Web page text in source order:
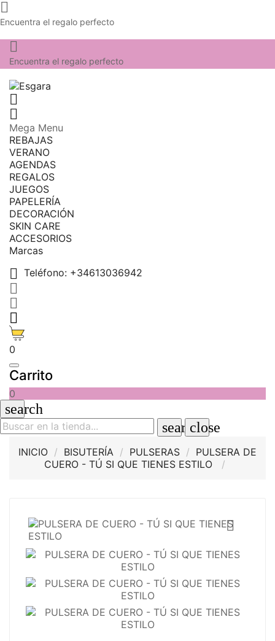

Encuentra el regalo perfecto

Encuentra el regalo perfecto


Mega Menu
REBAJAS
VERANO
AGENDAS
REGALOS
JUEGOS
PAPELERÍA
DECORACIÓN
SKIN CARE
ACCESORIOS
Marcas
 Teléfono: +34613036942



0
Carrito
0
search
searchclose
INICIO BISUTERÍA PULSERAS
PULSERA DE
CUERO - TÚ SI QUE TIENES ESTILO
